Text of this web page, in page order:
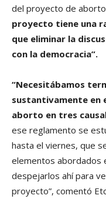
del proyecto de
proyecto tiene una
que eliminar la
con la democracia”.
“Necesitábamos
sustantivamente en
aborto en tres
ese reglamento se
hasta el viernes, que
elementos abordados
despejarlos ahí para
proyecto”, comentó